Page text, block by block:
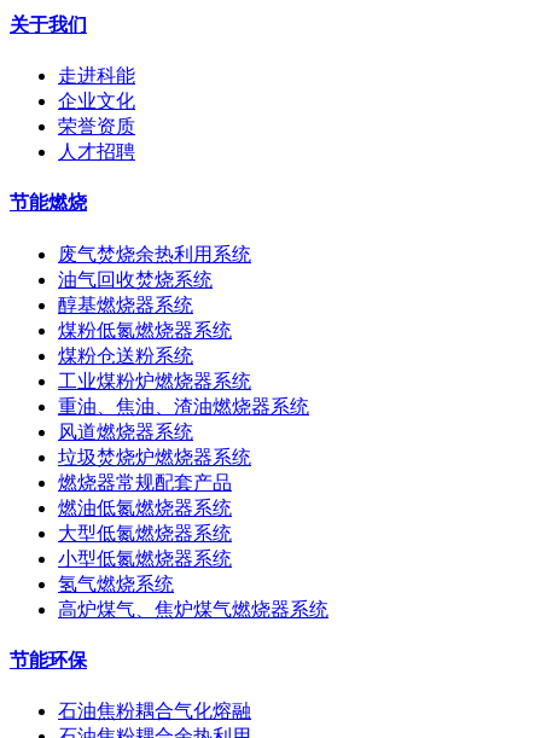
关于我们
走进科能
企业文化
荣誉资质
人才招聘
节能燃烧
废气焚烧余热利用系统
油气回收焚烧系统
醇基燃烧器系统
煤粉低氮燃烧器系统
煤粉仓送粉系统
工业煤粉炉燃烧器系统
重油、焦油、渣油燃烧器系统
风道燃烧器系统
垃圾焚烧炉燃烧器系统
燃烧器常规配套产品
燃油低氮燃烧器系统
大型低氮燃烧器系统
小型低氮燃烧器系统
氢气燃烧系统
高炉煤气、焦炉煤气燃烧器系统
节能环保
石油焦粉耦合气化熔融